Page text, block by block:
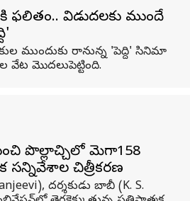
ఫలితం.. విడుదలకు ముందే
ముందుకు రానున్న 'పెద్ది' సినిమా
వేట మొదలుపెట్టింది.
పొల్లాచ్చిలో మెగా158
సన్నివేశాల చిత్రీకరణ
దర్శకుడు బాబీ (K. S.